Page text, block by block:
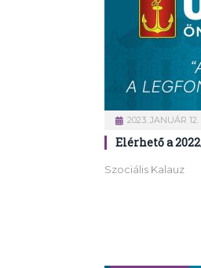
2023. JANUÁR 12.
Elérhető a
Szociális Kalauz